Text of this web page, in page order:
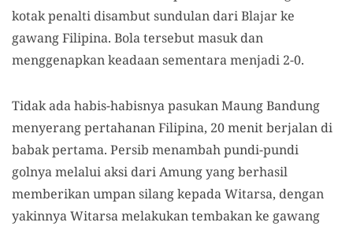
kotak penalti disambut sundulan dari Blajar ke
gawang Filipina. Bola tersebut masuk dan
menggenapkan keadaan sementara menjadi 2-0.
Tidak ada habis-habisnya pasukan Maung Bandung
menyerang pertahanan Filipina, 20 menit berjalan di
babak pertama. Persib menambah pundi-pundi
golnya melalui aksi dari Amung yang berhasil
memberikan umpan silang kepada Witarsa, dengan
yakinnya Witarsa melakukan tembakan ke gawang